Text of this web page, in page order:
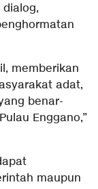
memberikan
adat,
benar-
Enggano,”
maupun